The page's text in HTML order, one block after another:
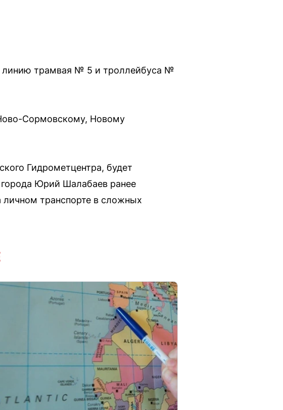
линию трамвая № 5 и троллейбуса №
Сормовскому, Новому
Гидрометцентра, будет
Юрий Шалабаев ранее
транспорте в сложных